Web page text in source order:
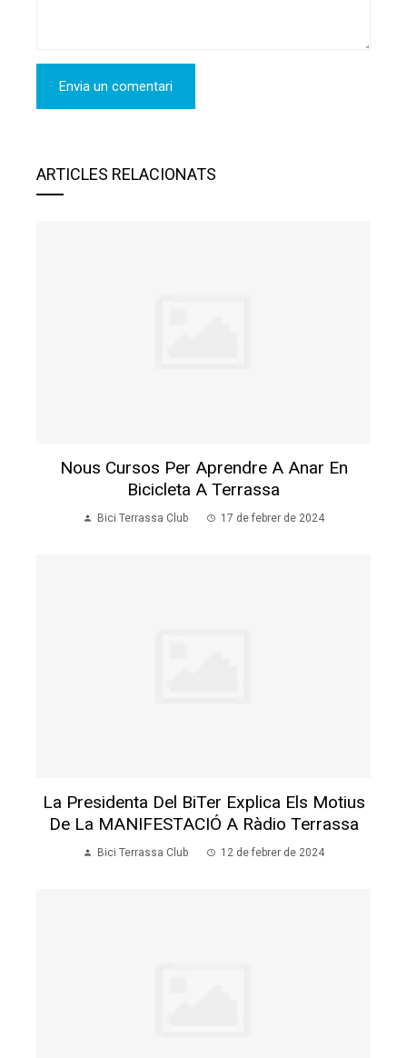
ARTICLES RELACIONATS
Nous Cursos Per Aprendre A Anar En
Bicicleta A Terrassa
Bici Terrassa Club 17 de febrer de 2024
La Presidenta Del BiTer Explica Els Motius
De La MANIFESTACIÓ A Ràdio Terrassa
Bici Terrassa Club 12 de febrer de 2024